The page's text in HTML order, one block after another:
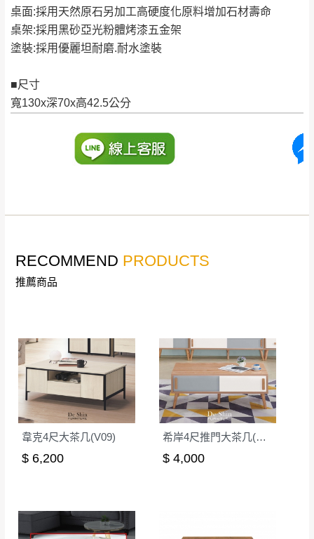
桌面:採用天然原石另加工高硬度化原料增加石材壽命
桌架:採用黑砂亞光粉體烤漆五金架
塗裝:採用優麗坦耐磨.耐水塗裝
■尺寸
寬130x深70x高42.5公分
NT$500元
＊A108產品另收運費
苗栗
$ 9,000以上：免
NT$500元
＊A108產品另收運費
配送天數：5~14天
台北市、新北市地區固定每周(三)、(日)兩天收送貨
（可於LINE線上詢問 →
@dershin）
加收說明
機當天到貨前皆會再與您通知，讓你不用整
天在家等貨，以節省您的寶貴時間。
由於百貨公司配送較為不易，故暫無法配送
發票寄送：
完成出貨15個工作天另行寄出，另外約加上2~7個
工作天內送達，如遇國定假日將順延寄送。
皆由本站負責，所有退回及換貨之商品必須
貨。
由於透過電腦螢幕選購商品，可能會因個人
電腦螢幕的設定色差或解析度等因素， 與實
際商品的顏色、質感稍有不同，如因此而需
退換貨，需自付來回運費及人資成本，請您
訂購前詳加確認。(包含商品尺寸是否合適)。
訂購前請確認商品尺寸，大型物件因為人工
非因本公司問題而需退換貨，請於收到貨7日
RECOMMEND PRODUCTS
推薦商品
韋克4尺大茶几(V09)
$ 6,200
希岸4尺推門大茶几(CL-2)
$ 4,000